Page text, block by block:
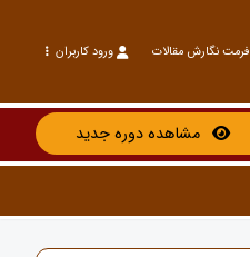
فرمت نگارش مقالات ورود کاربران
مشاهده دوره جدید